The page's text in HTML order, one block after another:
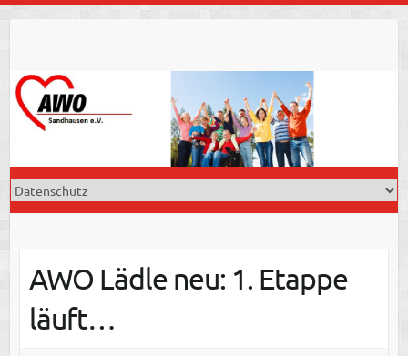
AWO Lädle neu: 1. Etappe
läuft…